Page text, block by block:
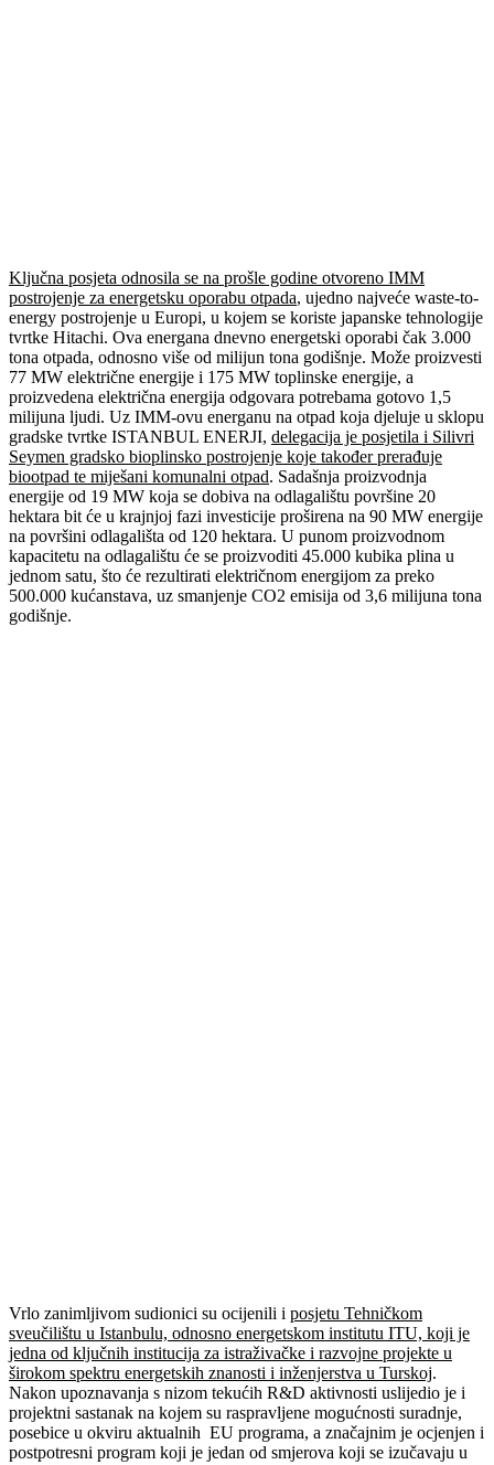
Ključna posjeta odnosila se na prošle godine otvoreno IMM
postrojenje za energetsku oporabu otpada, ujedno najveće waste-to-
energy postrojenje u Europi, u kojem se koriste japanske tehnologije
tvrtke Hitachi. Ova energana dnevno energetski oporabi čak 3.000
tona otpada, odnosno više od milijun tona godišnje. Može proizvesti
77 MW električne energije i 175 MW toplinske energije, a
proizvedena električna energija odgovara potrebama gotovo 1,5
milijuna ljudi. Uz IMM-ovu energanu na otpad koja djeluje u sklopu
gradske tvrtke ISTANBUL ENERJI, delegacija je posjetila i Silivri
Seymen gradsko bioplinsko postrojenje koje također prerađuje
biootpad te miješani komunalni otpad. Sadašnja proizvodnja
energije od 19 MW koja se dobiva na odlagalištu površine 20
hektara bit će u krajnjoj fazi investicije proširena na 90 MW energije
na površini odlagališta od 120 hektara. U punom proizvodnom
kapacitetu na odlagalištu će se proizvoditi 45.000 kubika plina u
jednom satu, što će rezultirati električnom energijom za preko
500.000 kućanstava, uz smanjenje CO2 emisija od 3,6 milijuna tona
godišnje.
Vrlo zanimljivom sudionici su ocijenili i posjetu Tehničkom
sveučilištu u Istanbulu, odnosno energetskom institutu ITU, koji je
jedna od ključnih institucija za istraživačke i razvojne projekte u
širokom spektru energetskih znanosti i inženjerstva u Turskoj.
Nakon upoznavanja s nizom tekućih R&D aktivnosti uslijedio je i
projektni sastanak na kojem su raspravljene mogućnosti suradnje,
posebice u okviru aktualnih EU programa, a značajnim je ocjenjen i
postpotresni program koji je jedan od smjerova koji se izučavaju u